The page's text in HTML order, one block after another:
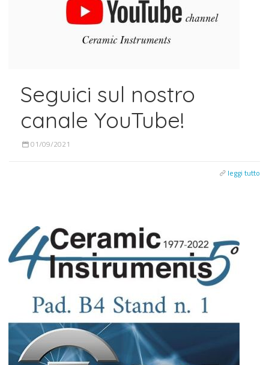
Seguici sul nostro
canale YouTube!
01/09/2021
leggi tutto